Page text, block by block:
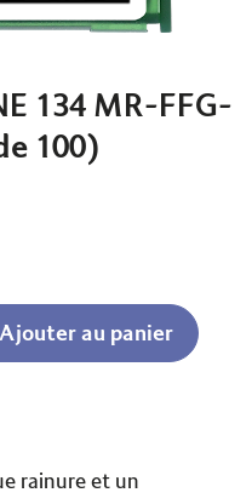
134 MR-FFG-
100)
Ajouter au panier
rainure et un